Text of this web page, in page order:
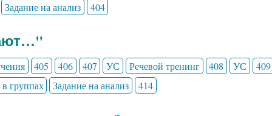
Задание на анализ 404
405 406 407 УС Речевой тренинг 408 УС 409
в группах Задание на анализ 414